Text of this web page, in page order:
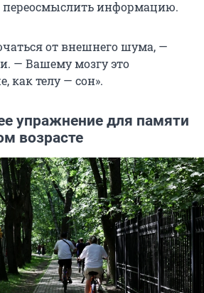
переосмыслить информацию.
от внешнего шума, —
— Вашему мозгу это
как телу — сон».
упражнение для памяти
возрасте